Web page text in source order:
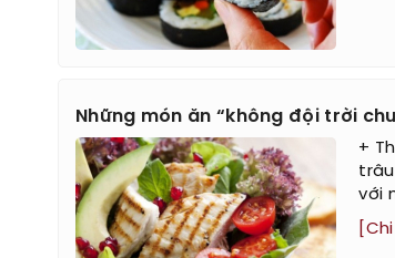
Những món ăn “không đội trời
+
với